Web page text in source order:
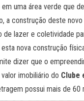
uma área verde que
a construção deste novo
lazer e coletividade
nova construção
dizer que o
imobiliário do Clube
possui mais de 60